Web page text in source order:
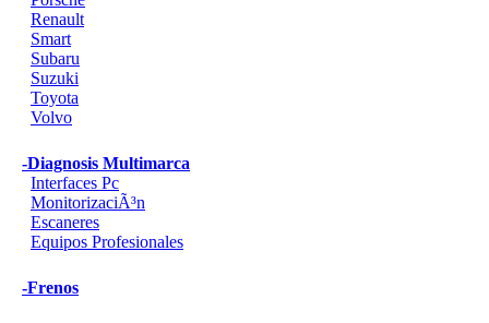
Renault
Smart
Subaru
Suzuki
Toyota
Volvo
-Diagnosis Multimarca
Interfaces Pc
MonitorizaciÃ³n
Escaneres
Equipos Profesionales
-Frenos